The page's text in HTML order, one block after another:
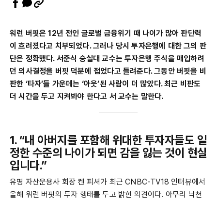
워런 버핏은 12년 전인 글로벌 금융위기 때 나이가 많아 판단력
이 흐려졌다고 치부되었다. 그러나 당시 투자은행에 대한 그의 판
단은 정확했다. 서준식 숭실대 교수는 투자은행 주식을 매입하려
던 의사결정을 버핏 덕분에 접었다고 들려준다. 그동안 버핏을 비
판한 ‘타자’들 가운데는 ‘아웃’된 사람이 더 많았다. 최근 비판도
더 시간을 두고 지켜봐야 한다고 서 교수는 말한다.
1. “내 아버지를 포함해 위대한 투자자들도 일
정한 수준의 나이가 되면 감을 잃는 것이 현실
입니다.”
유명 자산운용사 회장 켄 피셔가 최근 CNBC-TV18 인터뷰에서
올해 워런 버핏의 투자 행태를 두고 밝힌 의견이다. 아무리 낙천